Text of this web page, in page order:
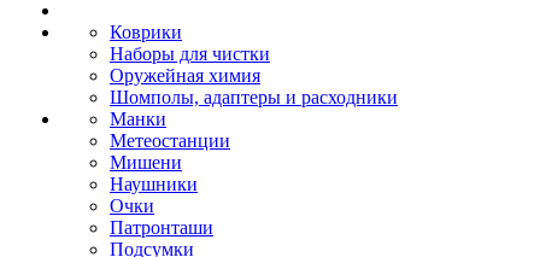
Коврики
Наборы для чистки
Оружейная химия
Шомполы, адаптеры и расходники
Манки
Метеостанции
Мишени
Наушники
Очки
Патронташи
Подсумки